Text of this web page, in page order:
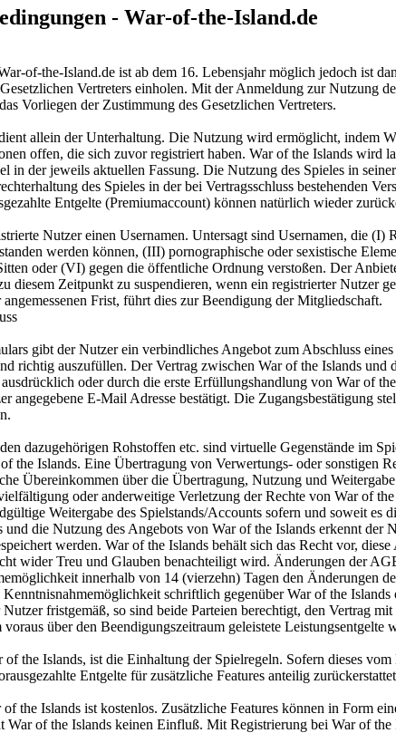
- War-of-the-Island.de
of-the-Island.de ist ab dem 16. Lebensjahr möglich jedoch ist
Vertreters einholen. Mit der Anmeldung zur Nutzung
Vorliegen der Zustimmung des Gesetzlichen Vertreters.
allein der Unterhaltung. Die Nutzung wird ermöglicht, indem
offen, die sich zuvor registriert haben. War of the Islands wird
in der jeweils aktuellen Fassung. Die Nutzung des Spieles in
des Spieles in der bei Vertragsschluss bestehenden
Entgelte (Premiumaccount) können natürlich wieder
Nutzer einen Usernamen. Untersagt sind Usernamen, die
werden können, (III) pornographische oder sexistische
oder (VI) gegen die öffentliche Ordnung verstoßen. Der
diesem Zeitpunkt zu suspendieren, wenn ein registrierter Nutzer
Frist, führt dies zur Beendigung der Mitgliedschaft.
gibt der Nutzer ein verbindliches Angebot zum Abschluss
richtig auszufüllen. Der Vertrag zwischen War of the Islands
oder durch die erste Erfüllungshandlung von War of
angegebene E-Mail Adresse bestätigt. Die Zugangsbestätigung
dazugehörigen Rohstoffen etc. sind virtuelle Gegenstände im
the Islands. Eine Übertragung von Verwertungs- oder
Übereinkommen über die Übertragung, Nutzung und
oder anderweitige Verletzung der Rechte von War of
Weitergabe des Spielstands/Accounts sofern und soweit
und die Nutzung des Angebots von War of the Islands erkennt
werden. War of the Islands behält sich das Recht vor,
wider Treu und Glauben benachteiligt wird. Änderungen der
innerhalb von 14 (vierzehn) Tagen den Änderungen
schriftlich gegenüber War of the
fristgemäß, so sind beide Parteien berechtigt, den Vertrag
über den Beendigungszeitraum geleistete Leistungsentgelte
of the Islands, ist die Einhaltung der Spielregeln. Sofern dieses
Entgelte für zusätzliche Features anteilig
the Islands ist kostenlos. Zusätzliche Features können in Form
War of the Islands keinen Einfluß. Mit Registrierung bei War of